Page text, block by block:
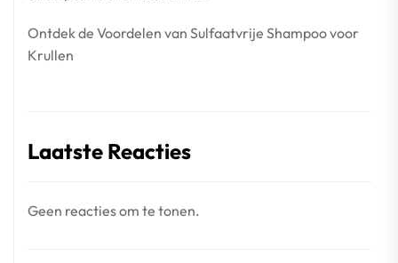
Ontdek de Voordelen van Sulfaatvrije Shampoo voor
Krullen
Laatste Reacties
Geen reacties om te tonen.